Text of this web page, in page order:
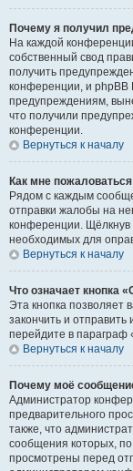
Почему я получил
На каждой
собственный свод
получить
конференции, и phpBB
предупреждениям,
что получили
конференции.
Вернуться к началу
Как мне
Рядом с каждым
отправки жалобы на
конференции. Щёлкнув
необходимых для
Вернуться к началу
Что означает кнопка
Эта кнопка позволяет
закончить и
перейдите в параграф
Вернуться к началу
Почему моё
Администратор
предварительного
также, что
сообщения которых,
просмотрены перед